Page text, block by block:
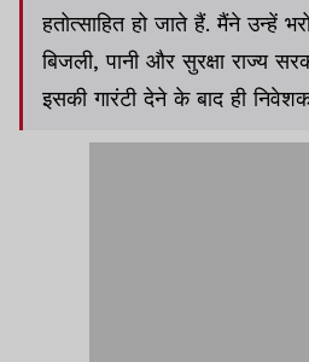
हतोत्साहित हो जाते हैं. मैंने उन्हें
बिजली, पानी और सुरक्षा राज्य
इसकी गारंटी देने के बाद ही